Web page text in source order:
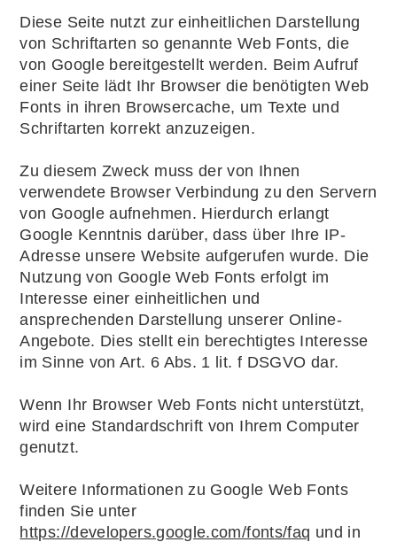
Diese Seite nutzt zur einheitlichen Darstellung
von Schriftarten so genannte Web Fonts, die
von Google bereitgestellt werden. Beim Aufruf
einer Seite lädt Ihr Browser die benötigten Web
Fonts in ihren Browsercache, um Texte und
Schriftarten korrekt anzuzeigen.
Zu diesem Zweck muss der von Ihnen
verwendete Browser Verbindung zu den Servern
von Google aufnehmen. Hierdurch erlangt
Google Kenntnis darüber, dass über Ihre IP-
Adresse unsere Website aufgerufen wurde. Die
Nutzung von Google Web Fonts erfolgt im
Interesse einer einheitlichen und
ansprechenden Darstellung unserer Online-
Angebote. Dies stellt ein berechtigtes Interesse
im Sinne von Art. 6 Abs. 1 lit. f DSGVO dar.
Wenn Ihr Browser Web Fonts nicht unterstützt,
wird eine Standardschrift von Ihrem Computer
genutzt.
Weitere Informationen zu Google Web Fonts
finden Sie unter
https://developers.google.com/fonts/faq und in